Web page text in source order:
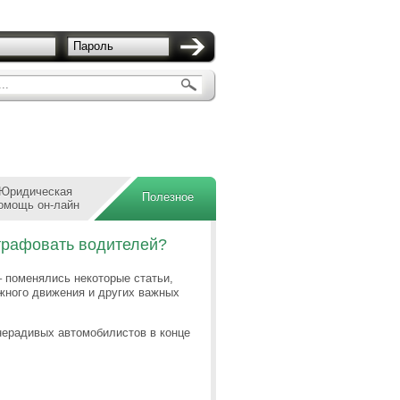
Пароль
он-лайн
Полезное
водителей?
некоторые статьи,
движения и других важных
автомобилистов в конце